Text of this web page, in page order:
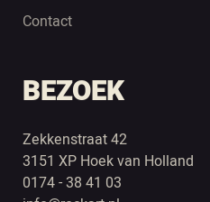
Contact
BEZOEK
Zekkenstraat 42
3151 XP Hoek van Holland
0174 - 38 41 03